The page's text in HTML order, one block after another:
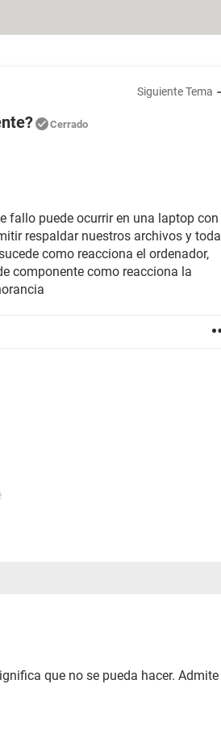
Siguiente Tema
Cerrado
fallo puede ocurrir en una laptop con
respaldar nuestros archivos y toda
como reacciona el ordenador,
componente como reacciona la
que no se pueda hacer. Admite